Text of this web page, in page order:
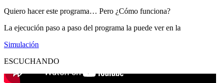
Quiero hacer este programa… Pero ¿Cómo funciona?
La ejecución paso a paso del programa la puede ver en la
Simulación
ESCUCHANDO